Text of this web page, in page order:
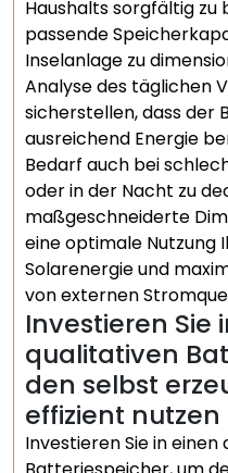
Haushalts sorgfältig zu
passende
Inselanlage zu
Analyse des täglichen
sicherstellen, dass der
ausreichend Energie
Bedarf auch bei
oder in der Nacht zu
maßgeschneiderte
eine optimale Nutzung
Solarenergie und
von externen
Investieren Sie
qualitativen
den selbst
effizient nutzen
Investieren Sie in